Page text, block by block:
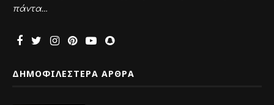
πάντα…
ΔΗΜΟΦΙΛΕΣΤΕΡΑ ΑΡΘΡΑ